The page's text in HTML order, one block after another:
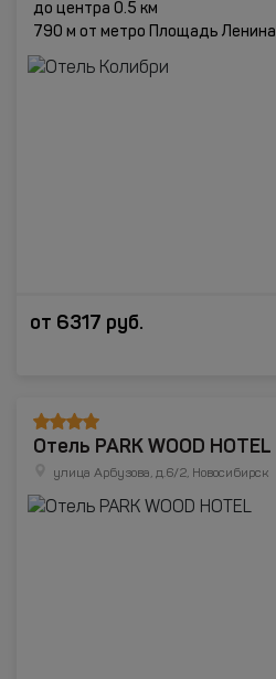
до центра 0.5 км
790 м от метро Площадь Ленина
от 6317 руб.
Отель PARK WOOD HOTEL
улица Арбузова, д.6/2, Новосибирск